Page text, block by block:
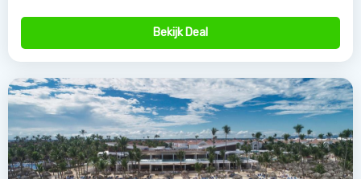
Bekijk Deal